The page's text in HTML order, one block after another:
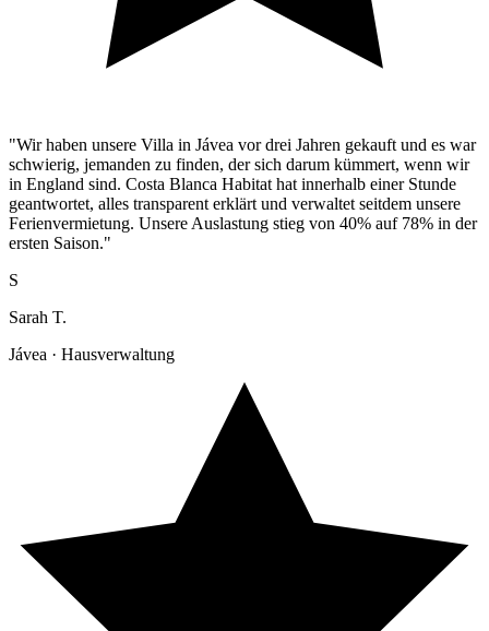
"Wir haben unsere Villa in Jávea vor drei Jahren gekauft und es war
schwierig, jemanden zu finden, der sich darum kümmert, wenn wir
in England sind. Costa Blanca Habitat hat innerhalb einer Stunde
geantwortet, alles transparent erklärt und verwaltet seitdem unsere
Ferienvermietung. Unsere Auslastung stieg von 40% auf 78% in der
ersten Saison."
S
Sarah T.
Jávea · Hausverwaltung